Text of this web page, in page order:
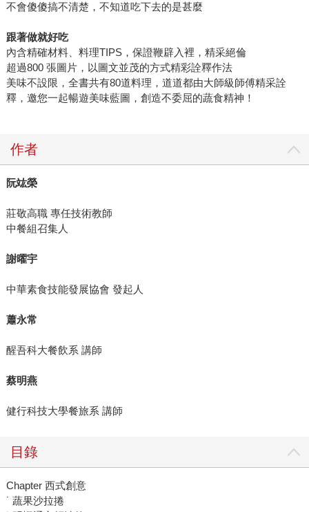
不會傻傻搞不清楚，不知道吃下去的是甚麼
跟著做就好吃
內含精確材料、料理TIPS，保證鞭辟入裡，精采絕倫
超過800 張圖片，以圖文並茂的方式精彩詮釋作法
美味不設限，全書共有80道料理，道道都由大師級師傅精采詮
釋，邀您一起暢遊美味藍圖，創造不委屈的蔬食精神！
作者
阮竑榮
莊敬高職 專任技術教師
中餐組召集人
謝曜宇
中華素食技能發展協會 發起人
蕭永常
醒吾科大餐飲系 講師
蔡明燕
健行科技大學餐旅系 講師
目錄
Chapter 西式創意
˙ 蔬果沙拉捲